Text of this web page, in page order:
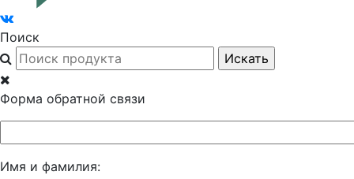
Поиск
Форма обратной связи
Имя и фамилия: